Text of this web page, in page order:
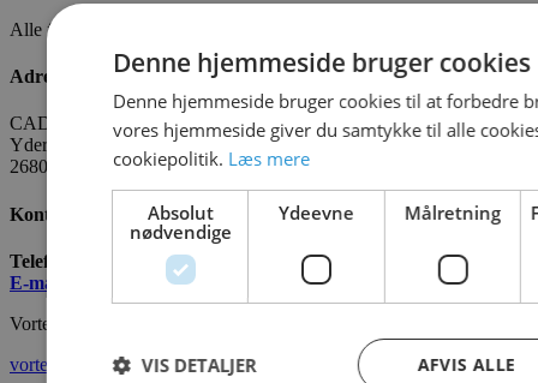
Alle fakta om CADO er tilgængelige
Adresse
CADO AQUA Danmark
Yderholmvej 35
2680 Solrød
Kontakt os
Telefon:
+45 7022 2628
E-mail
info@cado.dk
Vortex International
vortex-intl.com
Denne hjemmeside bruger cookies
Denne hjemmeside bruger cookies til at forbedre
vores hjemmeside giver du samtykke til alle
cookiepolitik. Læs mere
Absolut
nødvendige
Ydeevne Målretning
AFVIS ALLE
VIS DETALJER